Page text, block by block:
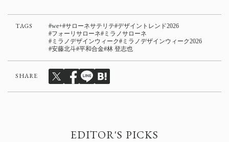
TAGS we+ サローネサテリテ デザイントレンド2026
フォーリサローネ
ミラノサローネ
ミラノデザインウィーク
ミラノデザインウィーク2026
安藤北斗 平和合金 林 登志也
SHARE
EDITOR'S PICKS